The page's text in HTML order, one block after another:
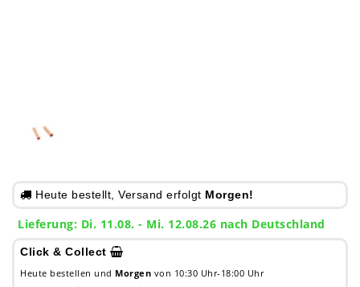
Heute bestellt, Versand erfolgt Morgen!
Lieferung: Di. 11.08. - Mi. 12.08.26 nach Deutschland
Click & Collect
Heute bestellen und Morgen von 10:30 Uhr-18:00 Uhr